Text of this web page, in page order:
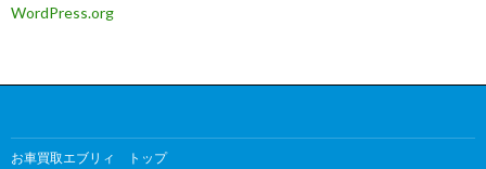
WordPress.org
お車買取エブリィ トップ